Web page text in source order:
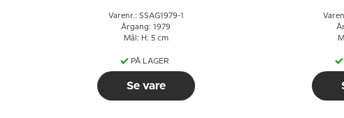
Varenr.: SSAG1979-1
Årgang: 1979
Mål: H: 5 cm
PÅ LAGER
Se vare